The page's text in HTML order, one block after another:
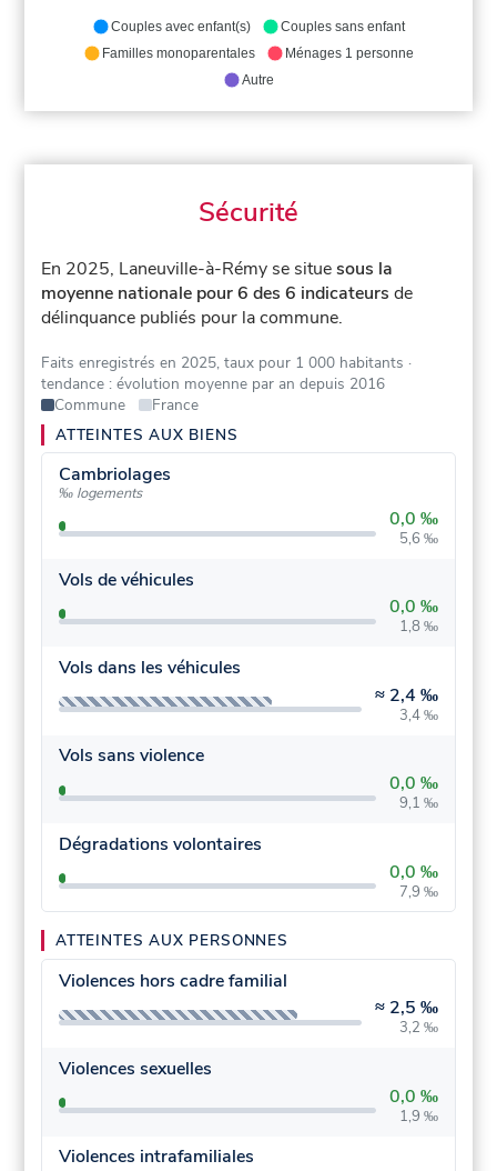
Couples avec enfant(s)
Couples sans enfant
Familles monoparentales
Ménages 1 personne
Autre
Sécurité
En 2025, Laneuville-à-Rémy se situesous la
moyenne nationale pour 6 des 6 indicateurs de
délinquance publiés pour la commune.
Faits enregistrés en 2025, taux pour 1 000 habitants ·
tendance : évolution moyenne par an depuis 2016
Commune
France
ATTEINTES AUX BIENS
Cambriolages
‰ logements
0,0 ‰
5,6 ‰
Vols de véhicules
0,0 ‰
1,8 ‰
Vols dans les véhicules
≈ 2,4 ‰
3,4 ‰
Vols sans violence
0,0 ‰
9,1 ‰
Dégradations volontaires
0,0 ‰
7,9 ‰
ATTEINTES AUX PERSONNES
Violences hors cadre familial
≈ 2,5 ‰
3,2 ‰
Violences sexuelles
0,0 ‰
1,9 ‰
Violences intrafamiliales